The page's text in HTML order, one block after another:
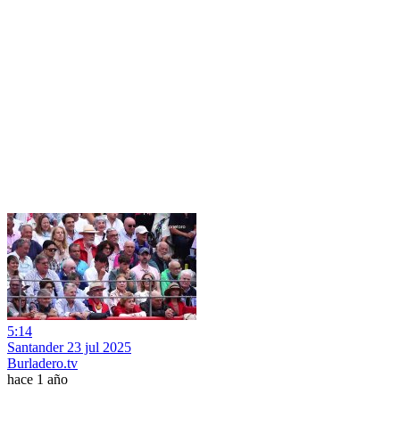
5:14
Santander 23 jul 2025
Burladero.tv
hace 1 año